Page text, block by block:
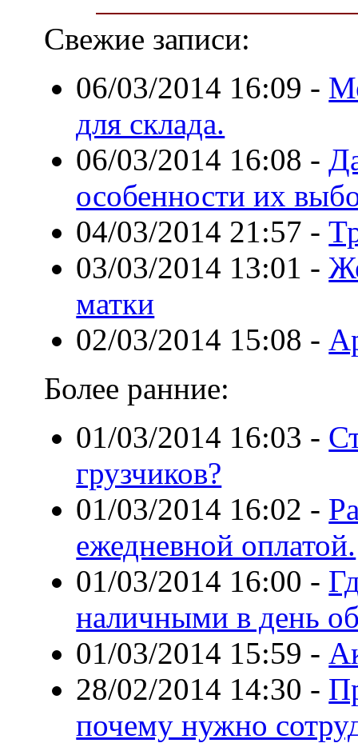
Свежие записи:
06/03/2014 16:09 -
для склада.
06/03/2014 16:08 -
особенности их
04/03/2014 21:57 -
03/03/2014 13:01 -
матки
02/03/2014 15:08 -
Более ранние:
01/03/2014 16:03 -
грузчиков?
01/03/2014 16:02 -
ежедневной оплатой.
01/03/2014 16:00 -
наличными в день
01/03/2014 15:59 -
28/02/2014 14:30 -
почему нужно